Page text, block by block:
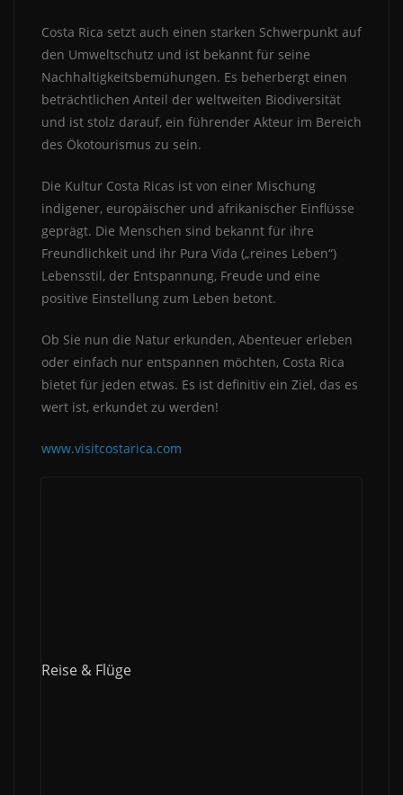
Costa Rica setzt auch einen starken Schwerpunkt auf
den Umweltschutz und ist bekannt für seine
Nachhaltigkeitsbemühungen. Es beherbergt einen
beträchtlichen Anteil der weltweiten Biodiversität
und ist stolz darauf, ein führender Akteur im Bereich
des Ökotourismus zu sein.
Die Kultur Costa Ricas ist von einer Mischung
indigener, europäischer und afrikanischer Einflüsse
geprägt. Die Menschen sind bekannt für ihre
Freundlichkeit und ihr Pura Vida („reines Leben“)
Lebensstil, der Entspannung, Freude und eine
positive Einstellung zum Leben betont.
Ob Sie nun die Natur erkunden, Abenteuer erleben
oder einfach nur entspannen möchten, Costa Rica
bietet für jeden etwas. Es ist definitiv ein Ziel, das es
wert ist, erkundet zu werden!
www.visitcostarica.com
Reise & Flüge